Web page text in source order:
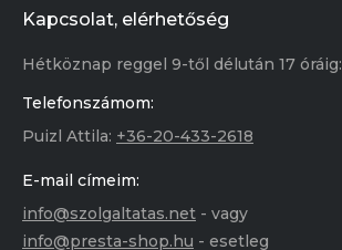
Kapcsolat, elérhetőség
Hétköznap reggel 9-től délután 17 óráig:
Telefonszámom:
Puizl Attila: +36-20-433-2618
E-mail címeim:
info@szolgaltatas.net - vagy
info@presta-shop.hu - esetleg